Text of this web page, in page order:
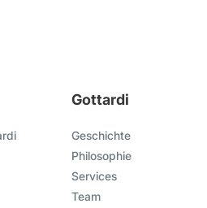
Gottardi
Geschichte
Philosophie
Services
Team